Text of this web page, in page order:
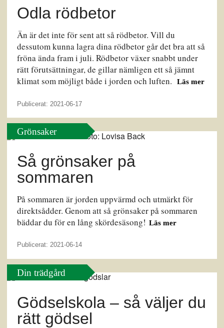
Odla rödbetor
Än är det inte för sent att så rödbetor. Vill du
dessutom kunna lagra dina rödbetor går det bra att så
fröna ända fram i juli. Rödbetor växer snabbt under
rätt förutsättningar, de gillar nämligen ett så jämnt
klimat som möjligt både i jorden och luften.
Läs mer
Publicerat: 2021-06-17
Grönsaker
Så grönsaker på
sommaren
På sommaren är jorden uppvärmd och utmärkt för
direktsådder. Genom att så grönsaker på sommaren
bäddar du för en lång skördesäsong! Läs mer
Publicerat: 2021-06-14
Din trädgård
Gödselskola – så väljer du
rätt gödsel